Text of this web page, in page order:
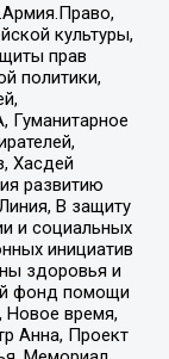
культуры,
прав
политики,
Хасдей
развитию
В защиту
и социальных
инициатив
здоровья и
фонд помощи
Новое время,
Анна, Проект